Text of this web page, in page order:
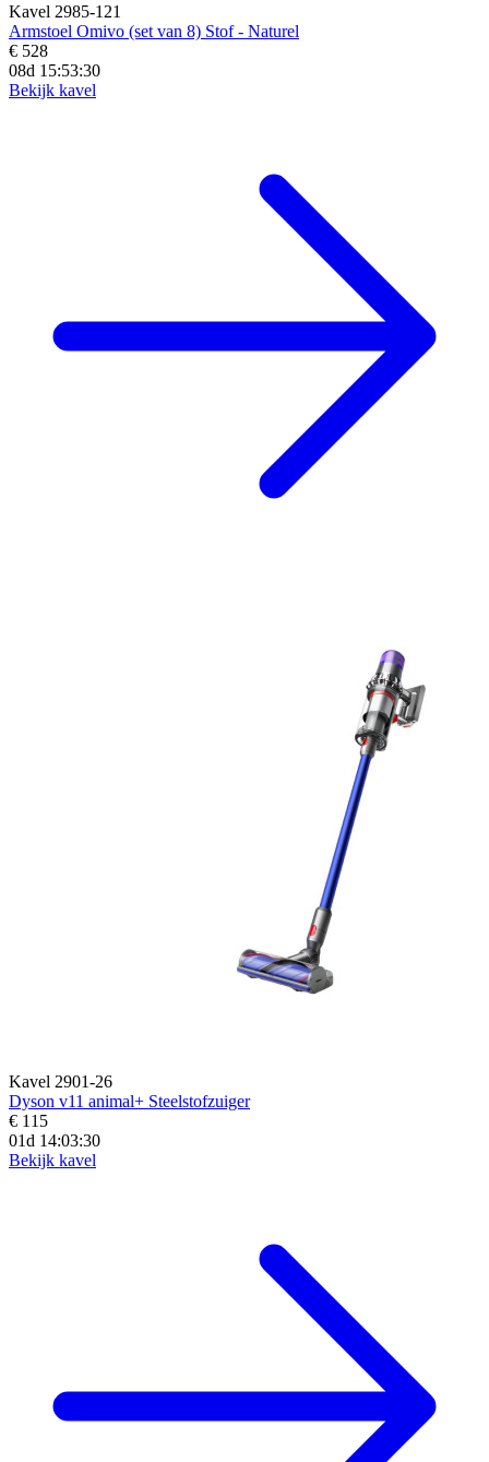
Kavel 2985-121
Armstoel Omivo (set van 8) Stof - Naturel
€ 528
08d 15:53:29
Bekijk kavel
Kavel 2901-26
Dyson v11 animal+ Steelstofzuiger
€ 115
01d 14:03:29
Bekijk kavel